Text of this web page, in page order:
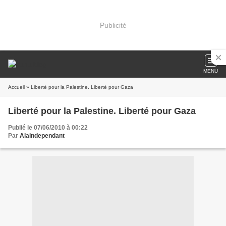
Publicité
MENU
Accueil » Liberté pour la Palestine. Liberté pour Gaza
Liberté pour la Palestine. Liberté pour Gaza
Publié le 07/06/2010 à 00:22
Par Alaindependant